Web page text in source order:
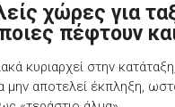
χώρες για
πέφτουν
κυριαρχεί στην
μην αποτελεί έκπληξη,